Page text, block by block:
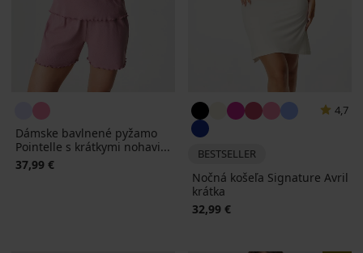
Dámske bavlnené pyžamo
Pointelle s krátkymi nohavi...
37,99 €
4,7
BESTSELLER
Nočná košeľa Signature Avril
krátka
32,99 €